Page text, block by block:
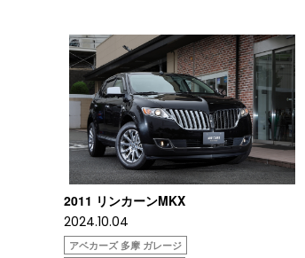
2011 リンカーンMKX
2024.10.04
アベカーズ 多摩 ガレージ